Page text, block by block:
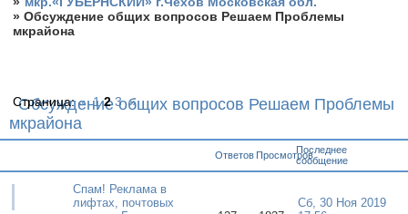
»Обсуждение общих вопросов Решаем Проблемы
мкрайона
Обсуждение общих вопросов Решаем Проблемы
мкрайона
Страница:« 1 2 3 »
Ответов ПросмотровПоследнее
сообщение
Спам! Реклама в
лифтах, почтовых
Сб, 30 Ноя 2019